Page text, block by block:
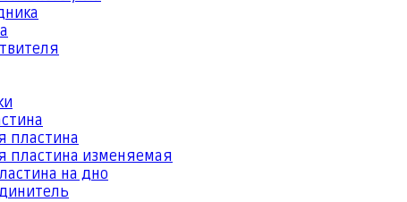
пластина
пластина изменяемая
на дно